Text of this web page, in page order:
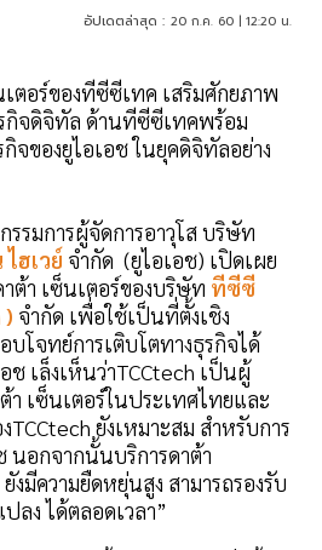
อัปเดตล่าสุด : 20 ก.ค. 60 | 12:20 น.
เตอร์ของทีซีซีเทค เสริมศักยภาพ
กิจดิจิทัล ด้านทีซีซีเทคพร้อม
กิจของยูไอเอช ในยุคดิจิทัลอย่าง
รรมการผู้จัดการอาวุโส บริษัท
ฮเวย์ จำกัด (ยูไอเอช) เปิดเผย
ต้า เซ็นเตอร์ของบริษัท ทีซีซี
) จำกัด เพื่อใช้เป็นที่ตั้งเชิง
บโจทย์การเติบโตทางธุรกิจได้
ช เล็งเห็นว่าTCCtech เป็นผู้
า เซ็นเตอร์ในประเทศไทยและ
TCCtech ยังเหมาะสม สำหรับการ
นอกจากนั้นบริการดาต้า
งมีความยืดหยุ่นสูง สามารถรองรับ
ลง ได้ตลอดเวลา”